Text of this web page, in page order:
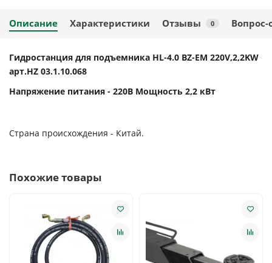
Описание Характеристики Отзывы 0 Вопрос-
Гидростанция для подъемника HL-4.0 BZ-EM 220V,2,2KW
арт.HZ 03.1.10.068
Напряжение питания - 220В Мощность 2,2 кВт
Страна происхождения - Китай.
Похожие товары